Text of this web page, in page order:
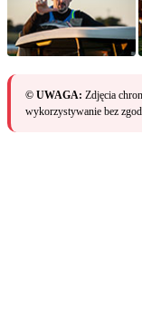
© UWAGA: Zdjęcia
wykorzystywanie bez